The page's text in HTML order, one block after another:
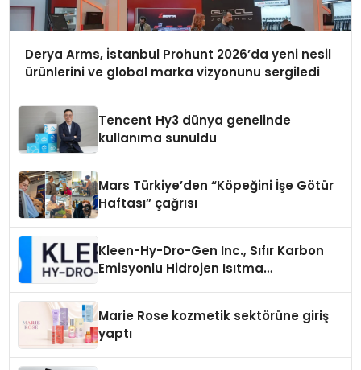
Derya Arms, İstanbul Prohunt 2026’da yeni nesil
ürünlerini ve global marka vizyonunu sergiledi
Tencent Hy3 dünya genelinde
kullanıma sunuldu
Mars Türkiye’den “Köpeğini İşe Götür
Haftası” çağrısı
Kleen-Hy-Dro-Gen Inc., Sıfır Karbon
Emisyonlu Hidrojen Isıtma
Marie Rose kozmetik sektörüne giriş
yaptı